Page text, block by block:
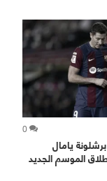
0
يامال
الموسم الجديد